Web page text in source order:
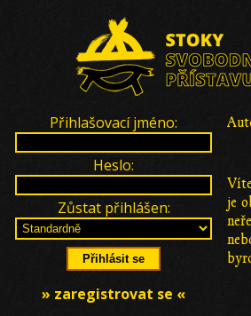
je
Přihlašovací jméno:
Heslo:
Zůstat přihlášen:
» zaregistrovat se «